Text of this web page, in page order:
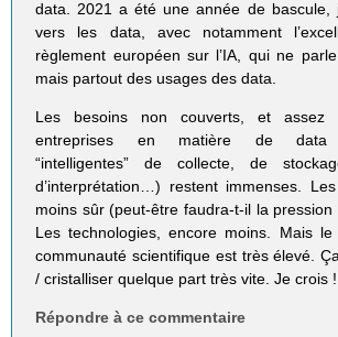
data. 2021 a été une année de bascule,
vers les data, avec notamment
règlement européen sur l’IA, qui ne
mais partout des usages des data.
Les besoins non couverts, et assez
entreprises en matière de data
“intelligentes” de collecte, de
d’interprétation…) restent immenses.
moins sûr (peut-être faudra-t-il la pression
Les technologies, encore moins. Mais
communauté scientifique est très élevé.
/ cristalliser quelque part très vite. Je crois !
Répondre à ce commentaire